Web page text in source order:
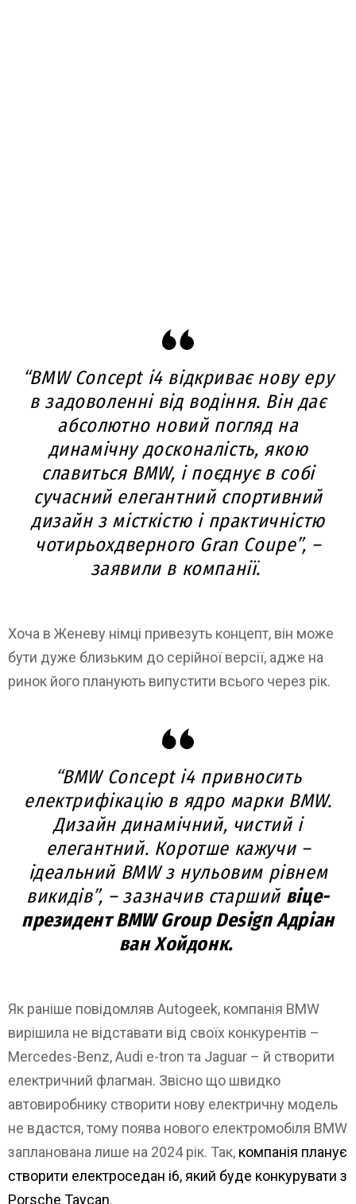
“BMW Concept i4 відкриває нову еру
в задоволенні від водіння. Він дає
абсолютно новий погляд на
динамічну досконалість, якою
славиться BMW, і поєднує в собі
сучасний елегантний спортивний
дизайн з місткістю і практичністю
чотирьохдверного Gran Coupe”, –
заявили в компанії.
Хоча в Женеву німці привезуть концепт, він може
бути дуже близьким до серійної версії, адже на
ринок його планують випустити всього через рік.
“BMW Concept i4 привносить
електрифікацію в ядро ​​марки BMW.
Дизайн динамічний, чистий і
елегантний. Коротше кажучи –
ідеальний BMW з нульовим рівнем
викидів”, – зазначив старший віце-
президент BMW Group Design Адріан
ван Хойдонк.
Як раніше повідомляв Autogeek, компанія BMW
вирішила не відставати від своїх конкурентів –
Mercedes-Benz, Audi e-tron та Jaguar – й створити
електричний флагман. Звісно що швидко
автовиробнику створити нову електричну модель
не вдастся, тому поява нового електромобіля BMW
запланована лише на 2024 рік. Так, компанія планує
створити електроседан i6, який буде конкурувати з
Porsche Taycan.